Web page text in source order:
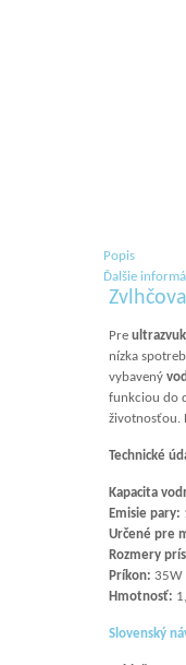
Popis
Ďalšie
Pre
nízka
vybavený
funkciou do
životnosťou.
Technické
Kapacita
Emisie pary:
Určené pre
Rozmery
Príkon: 35W
Hmotnosť:
Slovenský